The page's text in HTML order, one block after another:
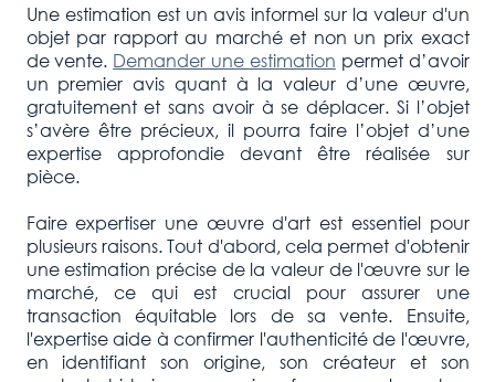
Une estimation est un avis informel sur la valeur d'un
objet par rapport au marché et non un prix exact
de vente. Demander une estimation permet d’avoir
un premier avis quant à la valeur d’une œuvre,
gratuitement et sans avoir à se déplacer. Si l’objet
s’avère être précieux, il pourra faire l’objet d’une
expertise approfondie devant être réalisée sur
pièce.
Faire expertiser une œuvre d'art est essentiel pour
plusieurs raisons. Tout d'abord, cela permet d'obtenir
une estimation précise de la valeur de l'œuvre sur le
marché, ce qui est crucial pour assurer une
transaction équitable lors de sa vente. Ensuite,
l'expertise aide à confirmer l'authenticité de l'œuvre,
en identifiant son origine, son créateur et son